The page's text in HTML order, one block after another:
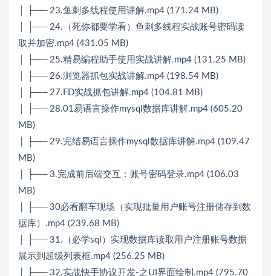
│ ├── 23.鱼刺多线程使用讲解.mp4 (171.24 MB)
│ ├── 24.（死你都要学看）鱼刺多线程实战账号密码读
取并加密.mp4 (431.05 MB)
│ ├── 25.精易编程助手使用实战讲解.mp4 (131.25 MB)
│ ├── 26.浏览器抓包实战讲解.mp4 (198.54 MB)
│ ├── 27.FD实战抓包讲解.mp4 (104.81 MB)
│ ├── 28.01易语言操作mysql数据库讲解.mp4 (605.20
MB)
│ ├── 29.完结易语言操作mysql数据库讲解.mp4 (109.47
MB)
│ ├── 3.完成前后端交互：账号密码登录.mp4 (106.03
MB)
│ ├── 30必看翻车现场（实现批量用户账号注册储存到数
据库）.mp4 (239.68 MB)
│ ├── 31.（必学sql）实现数据库读取用户注册账号数据
展示到超级列表框.mp4 (256.25 MB)
│ ├── 32.实战快手协议开发-之UI界面绘制.mp4 (795.70